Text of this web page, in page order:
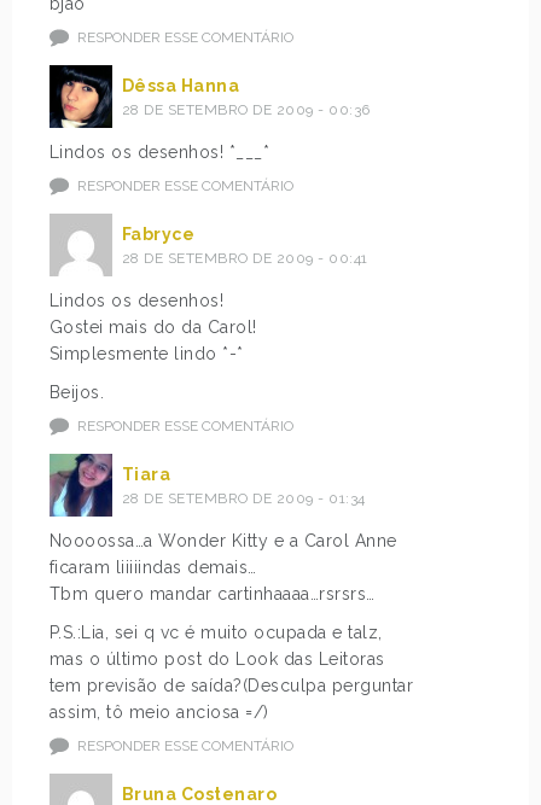
RESPONDER ESSE COMENTÁRIO
Dêssa Hanna
28 DE SETEMBRO DE 2009 - 00:36
Lindos os desenhos! *___*
RESPONDER ESSE COMENTÁRIO
Fabryce
28 DE SETEMBRO DE 2009 - 00:41
Lindos os desenhos!
Gostei mais do da Carol!
Simplesmente lindo *-*
Beijos.
RESPONDER ESSE COMENTÁRIO
Tiara
28 DE SETEMBRO DE 2009 - 01:34
Noooossa…a Wonder Kitty e a Carol Anne
ficaram liiiiindas demais…
Tbm quero mandar cartinhaaaa…rsrsrs…
P.S.:Lia, sei q vc é muito ocupada e talz,
mas o último post do Look das Leitoras
tem previsão de saída?(Desculpa perguntar
assim, tô meio anciosa =/)
RESPONDER ESSE COMENTÁRIO
Bruna Costenaro